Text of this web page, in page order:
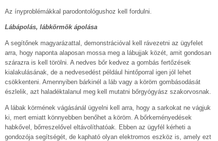
Az ínyproblémákkal parodontológushoz kell fordulni.
Lábápolás, lábkörmök ápolása
A segítőnek magyarázattal, demonstrációval kell rávezetni az ügyfelet
arra, hogy naponta alaposan mossa meg a lábujjak közét, amit gondosan
szárazra is kell törölni. A nedves bőr kedvez a gombás fertőzések
kialakulásának, de a nedvesedést például hintőporral igen jól lehet
csökkenteni. Amennyiben bárkinél a láb vagy a köröm gombásodását
észlelik, azt haladéktalanul meg kell mutatni bőrgyógyász szakorvosnak.
A lábak körmének vágásánál ügyelni kell arra, hogy a sarkokat ne vágjuk
ki, mert emiatt könnyebben benőhet a köröm. A bőrkeményedések
habkővel, bőrreszelővel eltávolíthatóak. Ebben az ügyfél kérheti a
gondozója segítségét, de kapható olyan elektromos eszköz is, amely ezt